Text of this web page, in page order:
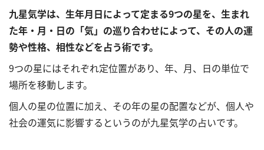
九星気学は、生年月日によって定まる9つの星を、生まれ
た年・月・日の「気」の巡り合わせによって、その人の運
勢や性格、相性などを占う術です。
9つの星にはそれぞれ定位置があり、年、月、日の単位で
場所を移動します。
個人の星の位置に加え、その年の星の配置などが、個人や
社会の運気に影響するというのが九星気学の占いです。